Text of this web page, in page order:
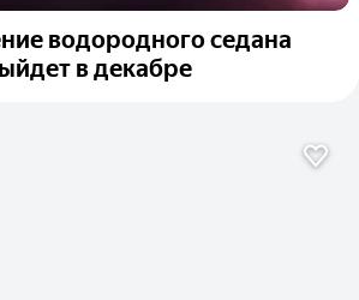
водородного седана
в декабре